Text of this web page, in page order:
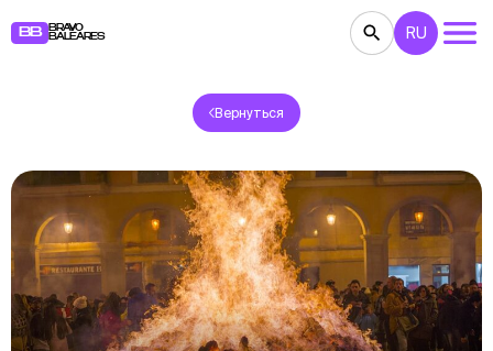
BB
BRAVO
BALEARES
КОНЦЕРТЫ ТЕАТР
РЕСТОРАНЫ ЯРМАРКИ ВЕЧЕРИНКИ
ДЕТЯМ BB NOTE
RU
Вернуться